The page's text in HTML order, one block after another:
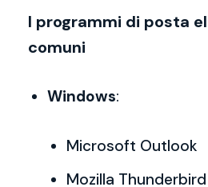
I programmi di posta
comuni
Windows:
Microsoft Outlook
Mozilla Thunderbird